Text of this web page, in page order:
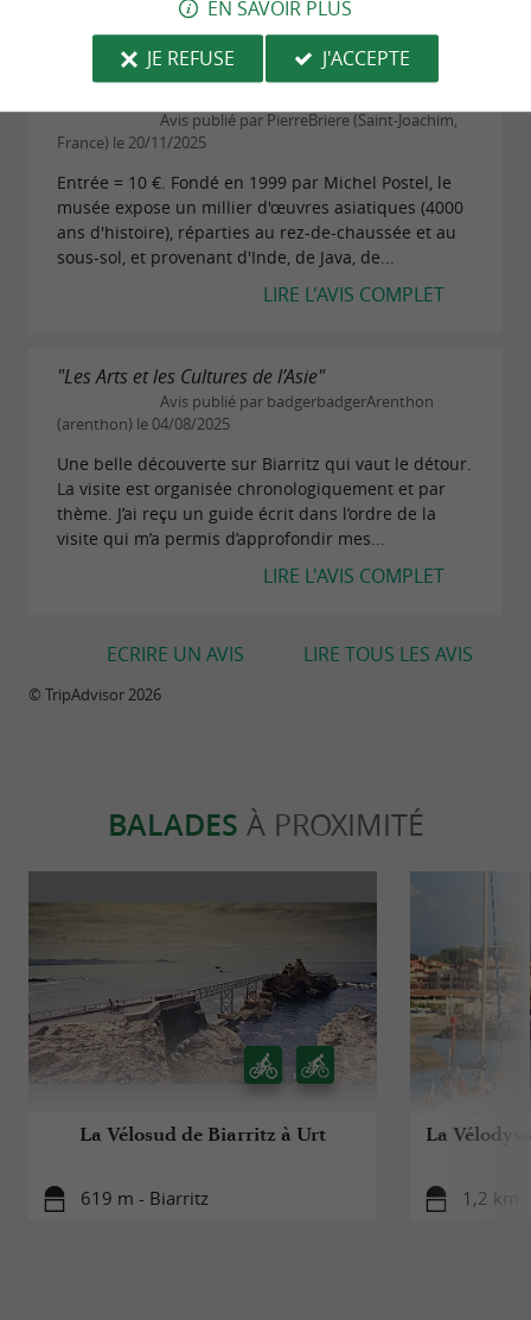
"D'une grande richesse et complémentaire du
Avis publié par PierreBriere (Saint-Joachim,
France) le 20/11/2025
Entrée = 10 €. Fondé en 1999 par Michel Postel, le
musée expose un millier d'œuvres asiatiques (4000
ans d'histoire), réparties au rez-de-chaussée et au
sous-sol, et provenant d'Inde, de Java, de...
LIRE L'AVIS COMPLET
"Les Arts et les Cultures de l’Asie"
Avis publié par badgerbadgerArenthon
(arenthon) le 04/08/2025
Une belle découverte sur Biarritz qui vaut le détour.
La visite est organisée chronologiquement et par
thème. J’ai reçu un guide écrit dans l’ordre de la
visite qui m’a permis d’approfondir mes...
LIRE L'AVIS COMPLET
LIRE TOUS LES AVIS
ECRIRE UN AVIS
© TripAdvisor 2026
BALADES À PROXIMITÉ
La Vélosud de Biarritz à Urt
619 m - Biarritz
La
1,2 km
EN SAVOIR PLUS
JE REFUSE
J'ACCEPTE